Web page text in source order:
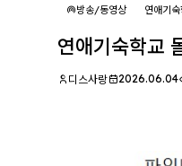
방송/동영상 연애기
연애기숙학교
디스사랑 2026.06.04